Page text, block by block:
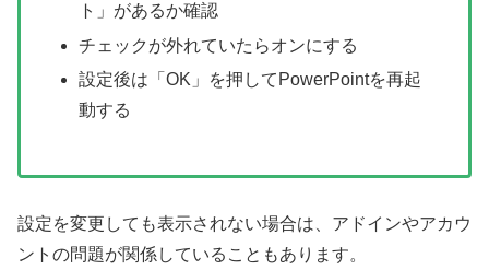
ト」があるか確認
チェックが外れていたらオンにする
設定後は「OK」を押してPowerPointを再起
動する
設定を変更しても表示されない場合は、アドインやアカウ
ントの問題が関係していることもあります。